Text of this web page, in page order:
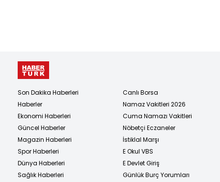
Son Dakika Haberleri
Haberler
Ekonomi Haberleri
Güncel Haberler
Magazin Haberleri
Spor Haberleri
Dünya Haberleri
Sağlık Haberleri
Canlı Borsa
Namaz Vakitleri 2026
Cuma Namazı Vakitleri
Nöbetçi Eczaneler
İstiklal Marşı
E Okul VBS
E Devlet Giriş
Günlük Burç Yorumları